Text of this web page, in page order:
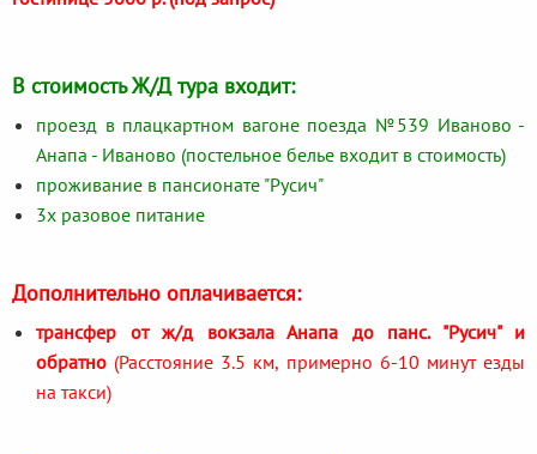
В стоимость Ж/Д тура входит:
проезд в плацкартном вагоне поезда №539 Иваново -
Анапа - Иваново (постельное белье входит в стоимость)
проживание в пансионате "Русич"
3х разовое питание
Дополнительно оплачивается:
трансфер от ж/д вокзала Анапа до панс. "Русич" и
обратно (Расстояние 3.5 км, примерно 6-10 минут езды
на такси)